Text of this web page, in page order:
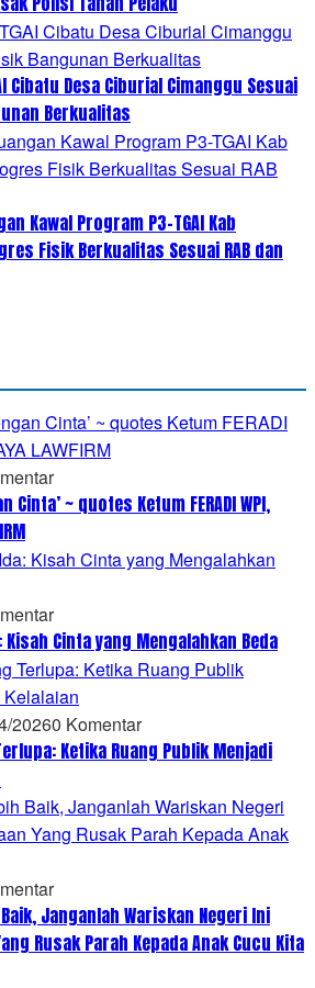
Cibatu Desa Ciburial Cimanggu Sesuai
Berkualitas
Kawal Program P3-TGAI Kab
Fisik Berkualitas Sesuai RAB dan
Cinta’ ~ quotes Ketum FERADI WPI,
Cinta yang Mengalahkan Beda
20260 Komentar
Ketika Ruang Publik Menjadi
Janganlah Wariskan Negeri Ini
Rusak Parah Kepada Anak Cucu Kita